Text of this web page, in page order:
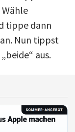
tippe dann
Nun tippst
aus.